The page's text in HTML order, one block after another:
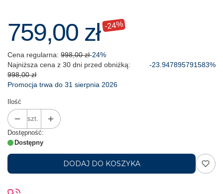
759,00 zł -24%
Cena regularna: 998,00 zł-24%
Najniższa cena z 30 dni przed obniżką:
998,00 zł
-23.947895791583%
Promocja trwa do 31 sierpnia 2026
Ilość
szt.
Dostępność:
Dostępny
DODAJ DO KOSZYKA